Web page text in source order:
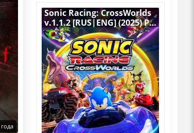
Sonic Racing: CrossWorlds
v.1.1.2 [RUS|ENG] (2025) PC
RePack от FitGirl + Switch
Emus